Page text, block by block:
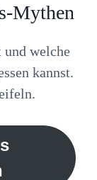
Mythen
welche
kannst.